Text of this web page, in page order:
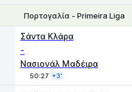
Πορτογαλία - Primeira Liga
Σάντα Κλάρα
-
Νασιονάλ Μαδέιρα
50:27 +3'